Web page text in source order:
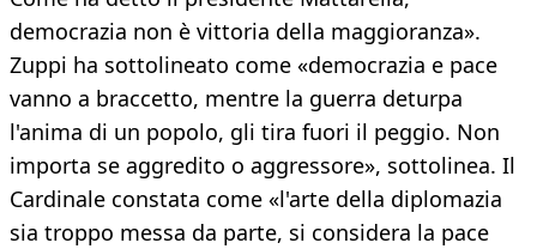
democrazia non è vittoria della maggioranza».
Zuppi ha sottolineato come «democrazia e pace
vanno a braccetto, mentre la guerra deturpa
l'anima di un popolo, gli tira fuori il peggio. Non
importa se aggredito o aggressore», sottolinea. Il
Cardinale constata come «l'arte della diplomazia
sia troppo messa da parte, si considera la pace